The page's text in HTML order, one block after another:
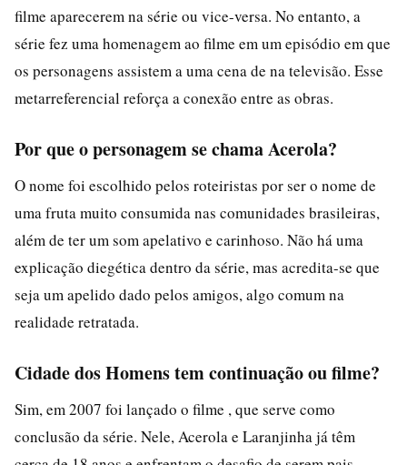
filme aparecerem na série ou vice-versa. No entanto, a
série fez uma homenagem ao filme em um episódio em que
os personagens assistem a uma cena de na televisão. Esse
metarreferencial reforça a conexão entre as obras.
Por que o personagem se chama Acerola?
O nome foi escolhido pelos roteiristas por ser o nome de
uma fruta muito consumida nas comunidades brasileiras,
além de ter um som apelativo e carinhoso. Não há uma
explicação diegética dentro da série, mas acredita-se que
seja um apelido dado pelos amigos, algo comum na
realidade retratada.
Cidade dos Homens tem continuação ou filme?
Sim, em 2007 foi lançado o filme , que serve como
conclusão da série. Nele, Acerola e Laranjinha já têm